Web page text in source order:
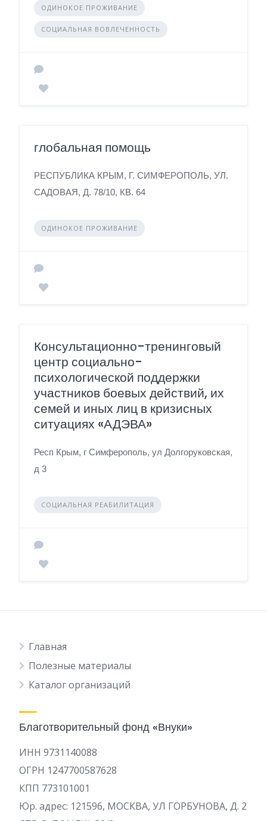
ОДИНОКОЕ ПРОЖИВАНИЕ
СОЦИАЛЬНАЯ ВОВЛЕЧЕННОСТЬ
глобальная помощь
РЕСПУБЛИКА КРЫМ, Г. СИМФЕРОПОЛЬ, УЛ.
САДОВАЯ, Д. 78/10, КВ. 64
ОДИНОКОЕ ПРОЖИВАНИЕ
Консультационно-тренинговый
центр социально-
психологической поддержки
участников боевых действий, их
семей и иных лиц в кризисных
ситуациях «АДЭВА»
Респ Крым, г Симферополь, ул Долгоруковская,
д 3
СОЦИАЛЬНАЯ РЕАБИЛИТАЦИЯ
Главная
Полезные материалы
Каталог организаций
Благотворительный фонд «Внуки»
ИНН 9731140088
ОГРН 1247700587628
КПП 773101001
Юр. адрес: 121596, МОСКВА, УЛ ГОРБУНОВА, Д. 2